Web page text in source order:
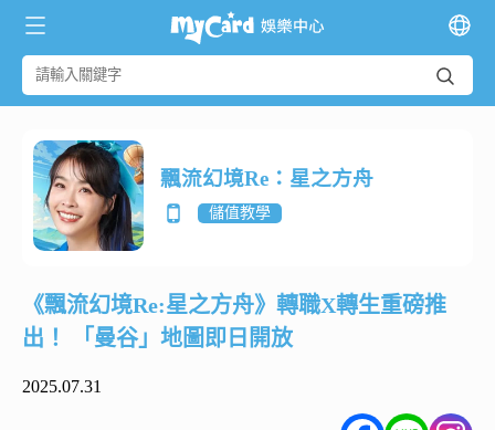
飄流幻境Re：星之方舟
儲值教學
《飄流幻境Re:星之方舟》轉職X轉生重磅推
出！ 「曼谷」地圖即日開放
2025.07.31